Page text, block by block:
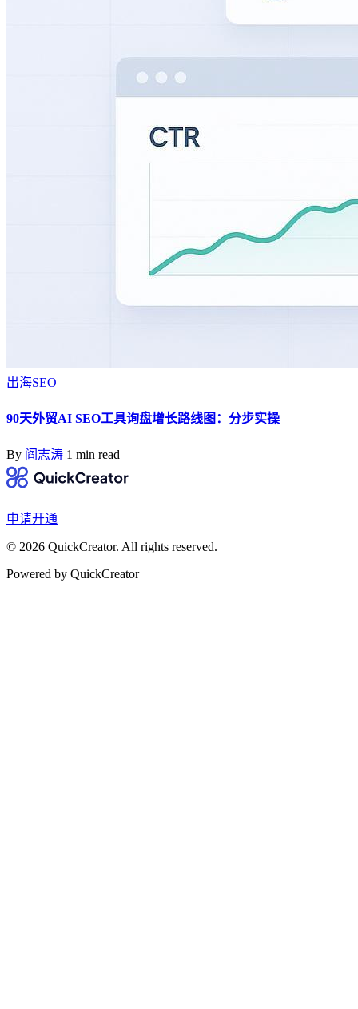
出海SEO
90天外贸AI SEO工具询盘增长路线图：分步实操
By 阎志涛 1 min read
申请开通
© 2026 QuickCreator. All rights reserved.
Powered by QuickCreator